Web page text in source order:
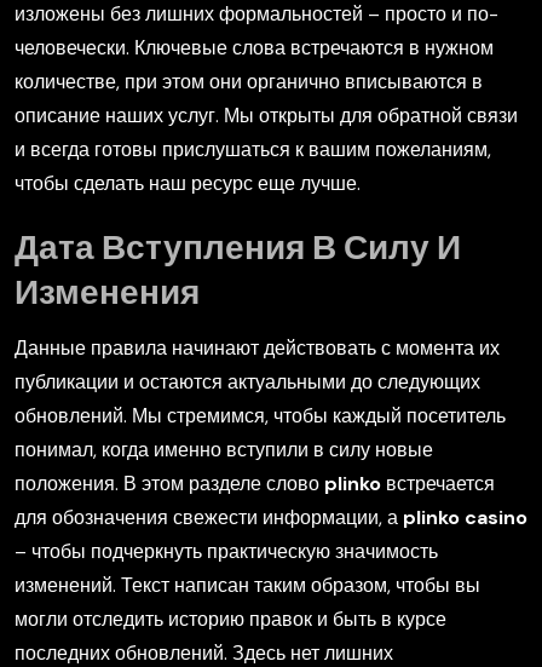
изложены без лишних формальностей – просто и по-
человечески. Ключевые слова встречаются в нужном
количестве, при этом они органично вписываются в
описание наших услуг. Мы открыты для обратной связи
и всегда готовы прислушаться к вашим пожеланиям,
чтобы сделать наш ресурс еще лучше.
Дата Вступления В Силу И
Изменения
Данные правила начинают действовать с момента их
публикации и остаются актуальными до следующих
обновлений. Мы стремимся, чтобы каждый посетитель
понимал, когда именно вступили в силу новые
положения. В этом разделе слово plinko встречается
для обозначения свежести информации, а plinko casino
– чтобы подчеркнуть практическую значимость
изменений. Текст написан таким образом, чтобы вы
могли отследить историю правок и быть в курсе
последних обновлений. Здесь нет лишних